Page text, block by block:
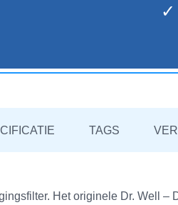
✓
TAGS
Het originele Dr. Well